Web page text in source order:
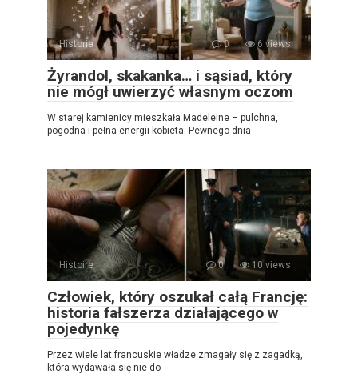
Historia 0 6 views
Żyrandol, skakanka… i sąsiad, który
nie mógł uwierzyć własnym oczom
W starej kamienicy mieszkała Madeleine – pulchna,
pogodna i pełna energii kobieta. Pewnego dnia
Histoire 0 10 views
Człowiek, który oszukał całą Francję:
historia fałszerza działającego w
pojedynkę
Przez wiele lat francuskie władze zmagały się z zagadką,
która wydawała się nie do